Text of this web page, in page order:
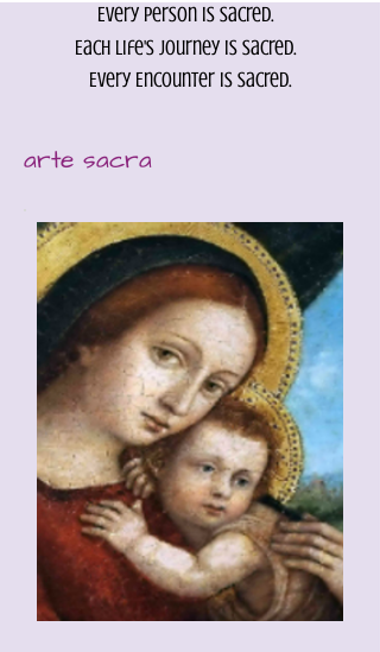
Every person is Sacred.
Each life's journey is sacred.
Every Encounter is sacred.
arte sacra